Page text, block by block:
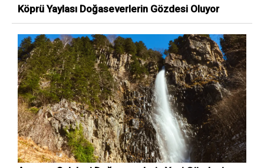
Köprü Yaylası Doğaseverlerin Gözdesi Oluyor